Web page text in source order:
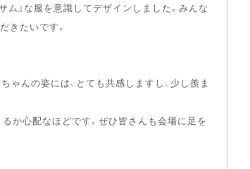
』な服を意識してデザインしました。みんな
きたいです。
ゃんの姿には、とても共感しますし、少し羨ま
か心配なほどです。ぜひ皆さんも会場に足を